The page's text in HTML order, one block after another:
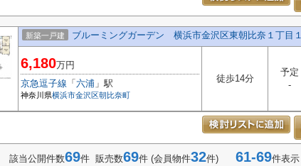
新築一戸建 ブルーミングガーデン 横浜市金沢区東朝比奈１丁目
6,180万円
京急逗子線 「 六浦 」駅
神奈川県横浜市金沢区朝比奈町
徒歩14分
予定
-
該当公開件数69件 販売数69件 (会員物件32件) 61-69件表示